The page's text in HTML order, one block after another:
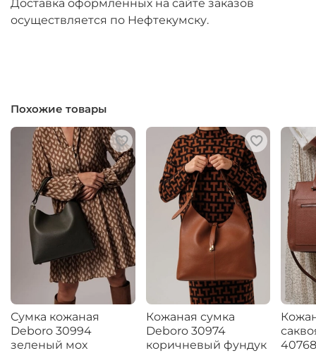
Доставка оформленных на сайте заказов
осуществляется по Нефтекумску.
Похожие товары
Сумка кожаная
Deboro 30994
зеленый мох
Кожаная сумка
Deboro 30974
коричневый фундук